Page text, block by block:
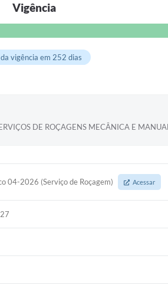
Vigência
vigência em 252 dias
DE ROÇAGENS MECÂNICA E
04-2026 (Serviço de Roçagem) Acessar